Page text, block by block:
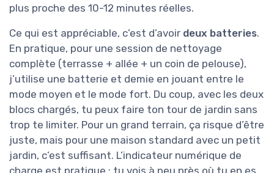
plus proche des 10-12 minutes réelles.
Ce qui est appréciable, c’est d’avoir deux batteries.
En pratique, pour une session de nettoyage
complète (terrasse + allée + un coin de pelouse),
j’utilise une batterie et demie en jouant entre le
mode moyen et le mode fort. Du coup, avec les deux
blocs chargés, tu peux faire ton tour de jardin sans
trop te limiter. Pour un grand terrain, ça risque d’être
juste, mais pour une maison standard avec un petit
jardin, c’est suffisant. L’indicateur numérique de
charge est pratique : tu vois à peu près où tu en es,